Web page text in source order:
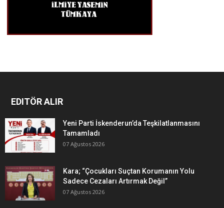
EDITÖR ALIR
Yeni Parti İskenderun’da Teşkilatlanmasını
Tamamladı
07 Ağustos 2026
Kara; “Çocukları Suçtan Korumanın Yolu
Sadece Cezaları Artırmak Değil”
07 Ağustos 2026